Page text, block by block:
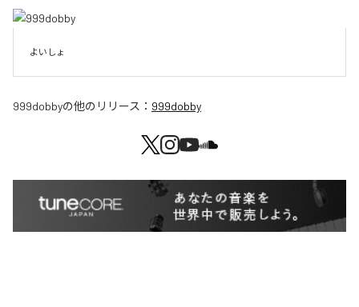
よいしょ
999dobbyの他のリリース： 999dobby